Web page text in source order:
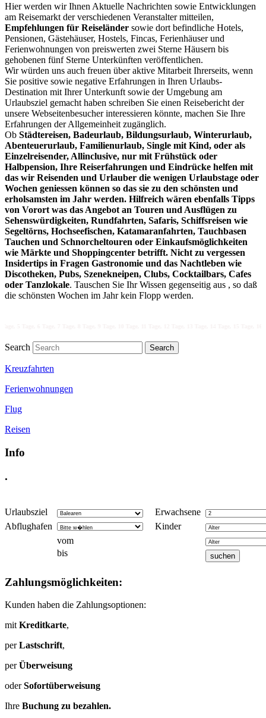
Hier werden wir Ihnen Aktuelle Nachrichten sowie Entwicklungen
am Reisemarkt der verschiedenen Veranstalter mitteilen,
Empfehlungen für Reiseländer sowie dort befindliche Hotels,
Pensionen, Gästehäuser, Hostels, Fincas, Ferienhäuser und
Ferienwohnungen von preiswerten zwei Sterne Häusern bis
gehobenen fünf Sterne Unterkünften veröffentlichen.
Wir würden uns auch freuen über aktive Mitarbeit Ihrerseits, wenn
Sie positive sowie negative Erfahrungen in Ihren Urlaubs-
Destination mit Ihrer Unterkunft sowie der Umgebung am
Urlaubsziel gemacht haben schreiben Sie einen Reisebericht der
unsere Webseitenbesucher interessieren könnte, machen Sie Ihre
Erfahrungen der Allgemeinheit zugänglich.
Ob Städtereisen, Badeurlaub, Bildungsurlaub, Winterurlaub,
Abenteuerurlaub, Familienurlaub, Single mit Kind, oder als
Einzelreisender, Allinclusive, nur mit Frühstück oder
Halbpension, Ihre Reiserfahrungen und Eindrücke helfen mit
das wir Reisenden und Urlauber die wenigen Urlaubstage oder
Wochen geniessen können so das sie zu den schönsten und
erholsamsten im Jahr werden. Hilfreich wären ebenfalls Tipps
von Vorort was das Angebot an Touren und Ausflügen zu
Sehenswürdigkeiten, Rundfahrten, Safaris, Schiffsreisen wie
Segeltörns, Hochseefischen, Katamaranfahrten, Tauchbasen
Tauchen und Schnorcheltouren oder Einkaufsmöglichkeiten
wie Märkte und Shoppingcenter betrifft. Nicht zu vergessen
Insidertips in Fragen Gastronomie und das Nachtleben wie
Discotheken, Pubs, Szenekneipen, Clubs, Cocktailbars, Cafes
oder Tanzlokale. Tauschen Sie Ihr Wissen gegenseitig aus , so daß
die schönsten Wochen im Jahr kein Flopp werden.
Search
Kreuzfahrten
Ferienwohnungen
Flug
Reisen
Info
.
Urlaubsziel
Erwachsene
Abflughafen
Kinder
vom
bis
Zahlungsmöglichkeiten:
Kunden haben die Zahlungsoptionen:
mit Kreditkarte,
perLastschrift,
perÜberweisung
oderSofortüberweisung
Ihre Buchung zu bezahlen.